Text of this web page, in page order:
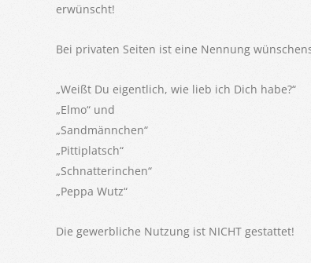
erwünscht!
Bei privaten Seiten ist eine Nennung
„Weißt Du eigentlich, wie lieb ich Dich habe?“
„Elmo“ und
„Sandmännchen“
„Pittiplatsch“
„Schnatterinchen“
„Peppa Wutz“
Die gewerbliche Nutzung ist NICHT gestattet!